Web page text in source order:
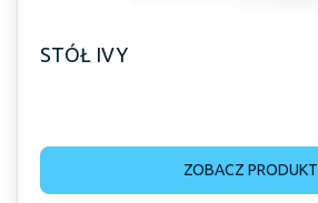
STÓŁ IVY
ZOBACZ PRODUKT